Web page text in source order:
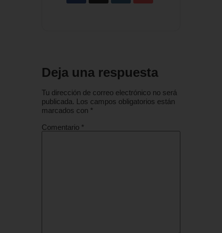
Deja una respuesta
Tu dirección de correo electrónico no será
publicada. Los campos obligatorios están
marcados con *
Comentario *